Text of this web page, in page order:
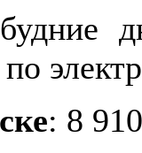
: 8